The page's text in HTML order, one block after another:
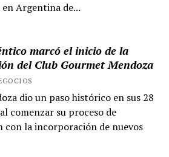
Argentina de...
marcó el inicio de la
del Club Gourmet Mendoza
dio un paso histórico en sus 28
comenzar su proceso de
la incorporación de nuevos